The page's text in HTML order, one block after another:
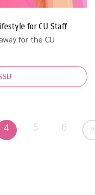
for CU Staff
for the CU
ม
4 5 6 »